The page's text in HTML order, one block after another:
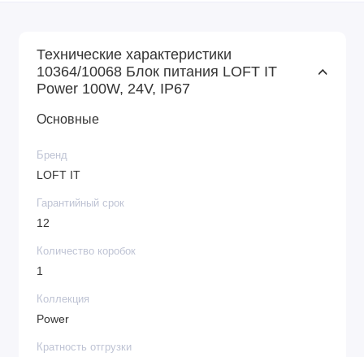
Технические характеристики
10364/10068 Блок питания LOFT IT
Power 100W, 24V, IP67
Основные
Бренд
LOFT IT
Гарантийный срок
12
Количество коробок
1
Коллекция
Power
Кратность отгрузки